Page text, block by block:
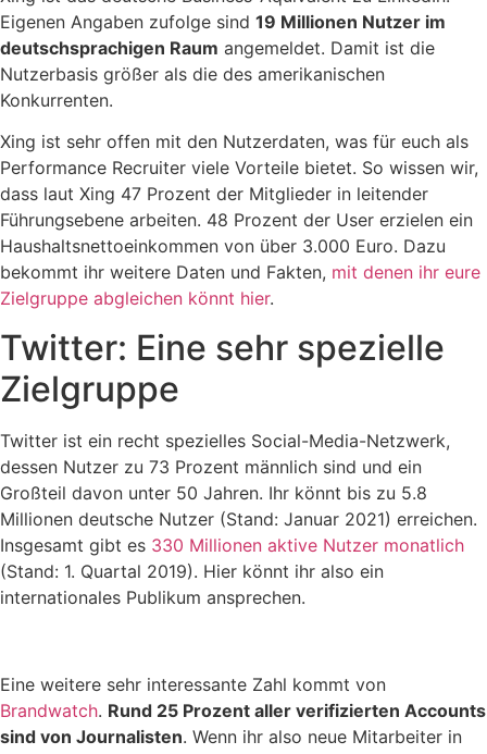
Eigenen Angaben zufolge sind 19 Millionen Nutzer im
deutschsprachigen Raum angemeldet. Damit ist die
Nutzerbasis größer als die des amerikanischen
Konkurrenten.
Xing ist sehr offen mit den Nutzerdaten, was für euch als
Performance Recruiter viele Vorteile bietet. So wissen wir,
dass laut Xing 47 Prozent der Mitglieder in leitender
Führungsebene arbeiten. 48 Prozent der User erzielen ein
Haushaltsnettoeinkommen von über 3.000 Euro. Dazu
bekommt ihr weitere Daten und Fakten, mit denen ihr eure
Zielgruppe abgleichen könnt hier.
Twitter: Eine sehr spezielle
Zielgruppe
Twitter ist ein recht spezielles Social-Media-Netzwerk,
dessen Nutzer zu 73 Prozent männlich sind und ein
Großteil davon unter 50 Jahren. Ihr könnt bis zu 5.8
Millionen deutsche Nutzer (Stand: Januar 2021) erreichen.
Insgesamt gibt es 330 Millionen aktive Nutzer monatlich
(Stand: 1. Quartal 2019). Hier könnt ihr also ein
internationales Publikum ansprechen.
Eine weitere sehr interessante Zahl kommt von
Brandwatch. Rund 25 Prozent aller verifizierten Accounts
sind von Journalisten. Wenn ihr also neue Mitarbeiter in